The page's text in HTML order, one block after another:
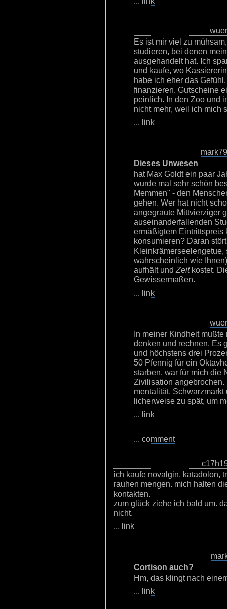
Es ist mir viel zu
studieren, bei denen
ausgehandelt hat. Ich
und kaufe, wo
habe ich eher das
finanzieren. Gutscheine
peinlich. In den Zoo und
nicht mehr, weil ich mich
... link
Dieses Unwesen
hat Max Goldt ein paar
wurde mal sehr schön
Memmen" - den
gehen. Wer hat nicht
angegraute Mittvierziger
auseinanderfallenden
ermäßigtem
konsumieren? Daran
Kleinkrämerseelengetue,
wahrscheinlich wie
aufhält und Zeitkostet.
Gewissermaßen.
... link
In meiner Kindheit
denken und rechnen. Es
und höchstens drei
50 Pfennig für ein
starben, war für mich die
Zivilisation
mentalität,
licher­weise zu spät, um
... link
... comment
ich kaufe novalgin, katadolon,
rauhen mengen. mich halten
kontakten.
zum glück ziehe ich bald um.
nicht.
... link
Cortison auch?
Hm, das klingt nach
... link